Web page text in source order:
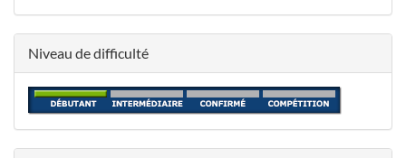
Niveau de difficulté